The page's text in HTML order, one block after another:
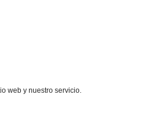
web y nuestro servicio.